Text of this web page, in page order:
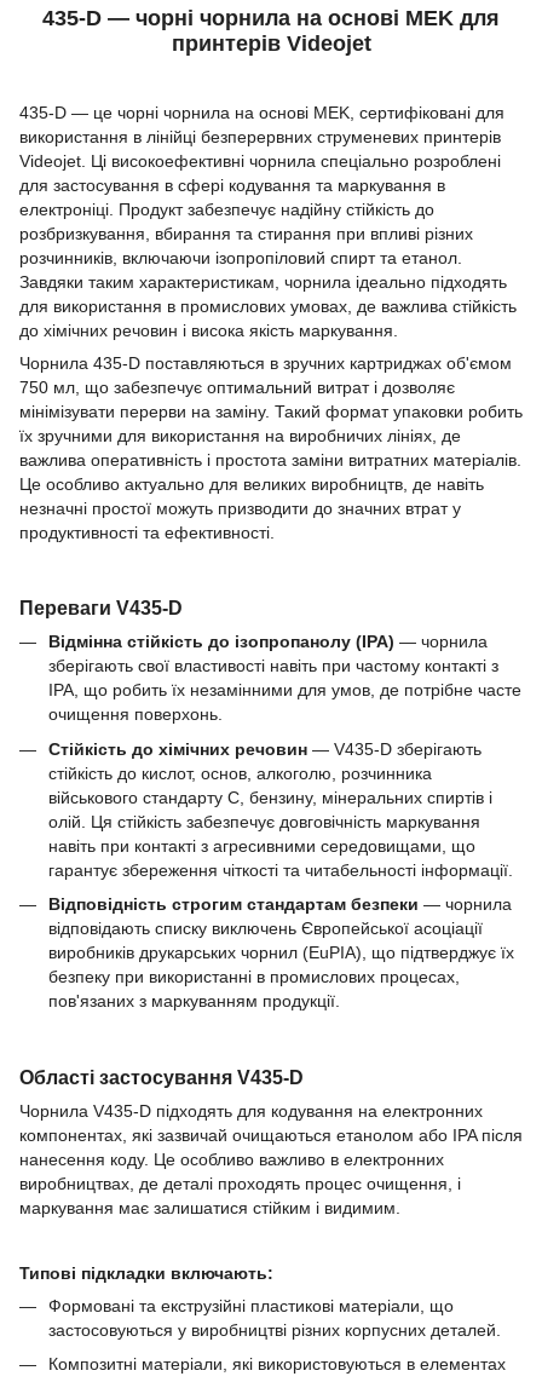
435-D — чорні чорнила на основі MEK для
принтерів Videojet
435-D — це чорні чорнила на основі MEK, сертифіковані для
використання в лінійці безперервних струменевих принтерів
Videojet. Ці високоефективні чорнила спеціально розроблені
для застосування в сфері кодування та маркування в
електроніці. Продукт забезпечує надійну стійкість до
розбризкування, вбирання та стирання при впливі різних
розчинників, включаючи ізопропіловий спирт та етанол.
Завдяки таким характеристикам, чорнила ідеально підходять
для використання в промислових умовах, де важлива стійкість
до хімічних речовин і висока якість маркування.
Чорнила 435-D поставляються в зручних картриджах об'ємом
750 мл, що забезпечує оптимальний витрат і дозволяє
мінімізувати перерви на заміну. Такий формат упаковки робить
їх зручними для використання на виробничих лініях, де
важлива оперативність і простота заміни витратних матеріалів.
Це особливо актуально для великих виробництв, де навіть
незначні простої можуть призводити до значних втрат у
продуктивності та ефективності.
Переваги V435-D
Відмінна стійкість до ізопропанолу (IPA) — чорнила
зберігають свої властивості навіть при частому контакті з
IPA, що робить їх незамінними для умов, де потрібне часте
очищення поверхонь.
Стійкість до хімічних речовин — V435-D зберігають
стійкість до кислот, основ, алкоголю, розчинника
військового стандарту C, бензину, мінеральних спиртів і
олій. Ця стійкість забезпечує довговічність маркування
навіть при контакті з агресивними середовищами, що
гарантує збереження чіткості та читабельності інформації.
Відповідність строгим стандартам безпеки — чорнила
відповідають списку виключень Європейської асоціації
виробників друкарських чорнил (EuPIA), що підтверджує їх
безпеку при використанні в промислових процесах,
пов'язаних з маркуванням продукції.
Області застосування V435-D
Чорнила V435-D підходять для кодування на електронних
компонентах, які зазвичай очищаються етанолом або IPA після
нанесення коду. Це особливо важливо в електронних
виробництвах, де деталі проходять процес очищення, і
маркування має залишатися стійким і видимим.
Типові підкладки включають:
Формовані та екструзійні пластикові матеріали, що
застосовуються у виробництві різних корпусних деталей.
Композитні матеріали, які використовуються в елементах